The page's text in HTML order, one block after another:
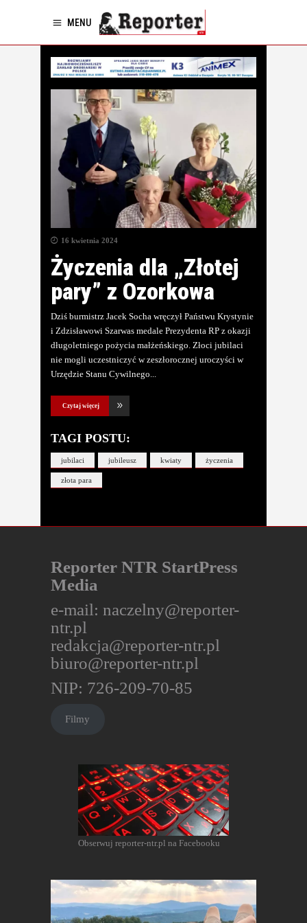
MENU
16 kwietnia 2024
Życzenia dla „Złotej
pary” z Ozorkowa
Dziś burmistrz Jacek Socha wręczył Państwu Krystynie
i Zdzisławowi Szarwas medale Prezydenta RP z okazji
długoletniego pożycia małżeńskiego. Złoci jubilaci
nie mogli uczestniczyć w zeszłorocznej uroczyści w
Urzędzie Stanu Cywilnego
Czytaj więcej
TAGI POSTU:
jubilaci jubileusz kwiaty życzenia
złota para
Reporter NTR StartPress
Media
e-mail: naczelny@reporter-
ntr.pl
redakcja@reporter-ntr.pl
biuro@reporter-ntr.pl
NIP: 726-209-70-85
Filmy
Obserwuj reporter-ntr.pl na Facebooku